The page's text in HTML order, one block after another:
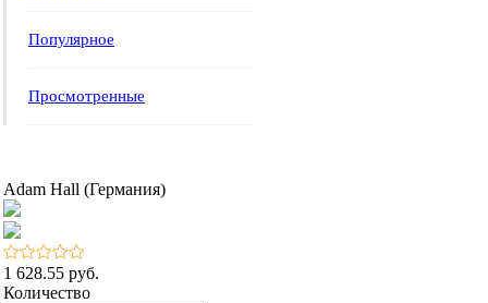
Популярное
Просмотренные
Adam Hall (Германия)
1 628.55 руб.
Количество